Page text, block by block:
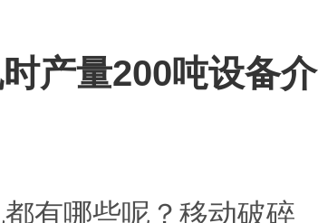
产量200吨设备介
有哪些呢？移动破碎